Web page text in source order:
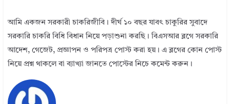
আমি একজন সরকারী চাকরিজীবি। দীর্ঘ ১০ বছর যাবৎ চাকুরির সুবাদে
সরকারি চাকরি বিধি বিধান নিয়ে পড়াশুনা করছি। বিএসআর ব্লগে সরকারি
আদেশ, গেজেট, প্রজ্ঞাপন ও পরিপত্র পোস্ট করা হয়। এ ব্লগের কোন পোস্ট
নিয়ে প্রশ্ন থাকলে বা ব্যাখ্যা জানতে পোস্টের নিচে কমেন্ট করুন।